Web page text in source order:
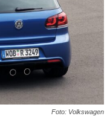
Foto: Volkswagen